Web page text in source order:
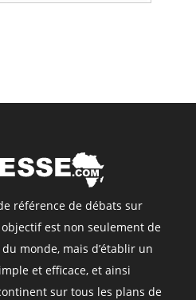
référence de débats sur
est non seulement de
monde, mais d’établir un
et efficace, et ainsi
sur tous les plans de